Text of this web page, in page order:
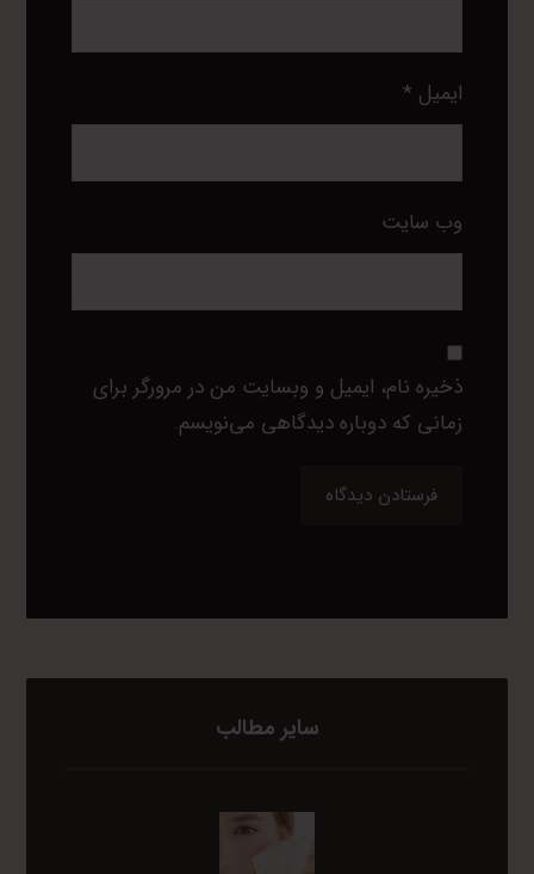
ایمیل *
وب‌ سایت
ذخیره نام، ایمیل و وبسایت من در مرورگر برای
زمانی که دوباره دیدگاهی می‌نویسم.
فرستادن دیدگاه
سایر مطالب